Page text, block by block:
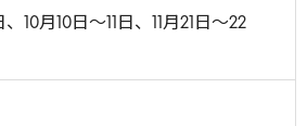
10月10日～11日、11月21日～22